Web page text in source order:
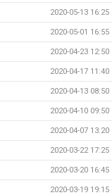
2020-05-13 16:25
2020-05-01 16:55
2020-04-23 12:50
2020-04-17 11:40
2020-04-13 08:50
2020-04-10 09:50
2020-04-07 13:20
2020-03-22 17:25
2020-03-20 16:45
2020-03-19 19:15